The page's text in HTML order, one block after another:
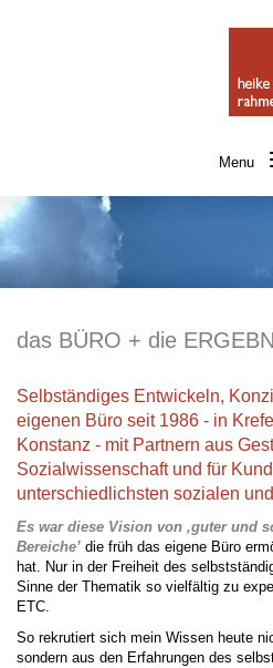
Toggle
Menu
das BÜRO + die
Selbständiges Entwickeln,
eigenen Büro seit 1986 - in
Konstanz - mit Partnern aus
Sozialwissenschaft und für
unterschiedlichsten sozialen
Es war diese Vision von ‚guter und
Bereiche’ die früh das eigene Büro
hat. Nur in der Freiheit des
Sinne der Thematik so vielfältig zu
ETC.
So rekrutiert sich mein Wissen heute
sondern aus den Erfahrungen des